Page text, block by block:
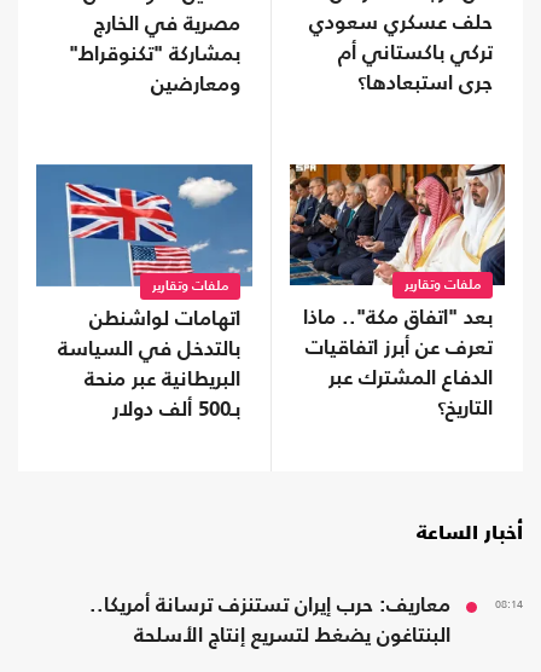
حلف عسكري سعودي
تركي باكستاني أم
جرى استبعادها؟
مصرية في الخارج
بمشاركة "تكنوقراط"
ومعارضين
ملفات وتقارير
بعد "اتفاق مكة".. ماذا
تعرف عن أبرز اتفاقيات
الدفاع المشترك عبر
التاريخ؟
ملفات وتقارير
اتهامات لواشنطن
بالتدخل في السياسة
البريطانية عبر منحة
بـ500 ألف دولار
أخبار الساعة
08:14
معاريف: حرب إيران تستنزف ترسانة أمريكا..
البنتاغون يضغط لتسريع إنتاج الأسلحة